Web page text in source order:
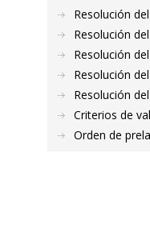
Resolución
Resolución
Resolución
Resolución
Resolución
Criterios de
Orden de